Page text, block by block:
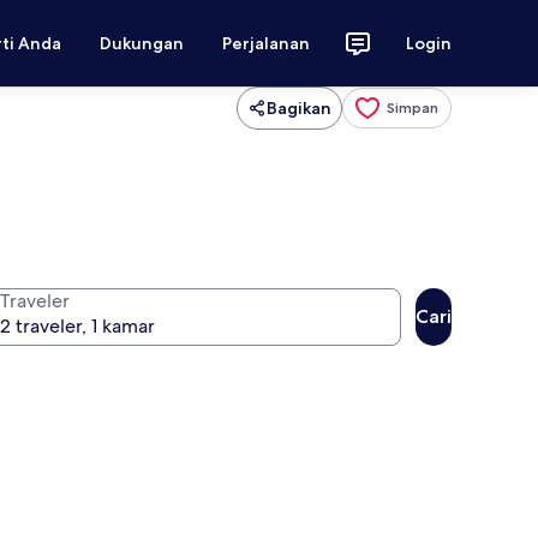
Anda Dukungan Perjalanan Login
Bagikan Simpan
Traveler
Cari